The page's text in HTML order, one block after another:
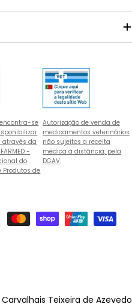
se
através da
-
do
Produtos de
Autorização de venda de
medicamentos veterinários
não sujeitos a receita
médica à distância, pela
DGAV.
Teixeira de Azevedo